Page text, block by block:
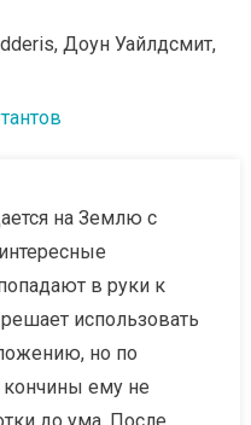
Доун Уайлдсмит,
на Землю с
в руки к
использовать
но по
ему не